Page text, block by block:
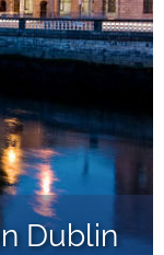
Dublin